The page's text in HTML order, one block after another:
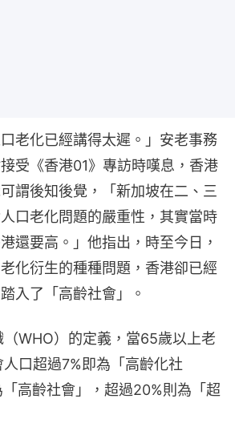
口老化已經講得太遲。」安老事務
受《香港01》專訪時嘆息，香港
謂後知後覺，「新加坡在二、三
口老化問題的嚴重性，其實當時
還要高。」他指出，時至今日，
化衍生的種種問題，香港卻已經
入了「高齡社會」。
WHO）的定義，當65歲以上老
口超過7%即為「高齡化社
高齡社會」，超過20%則為「超